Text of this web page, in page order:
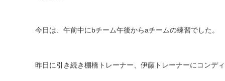
今日は、午前中にbチーム午後からaチームの練習でした。
昨日に引き続き棚橋トレーナー、伊藤トレーナーにコンデ